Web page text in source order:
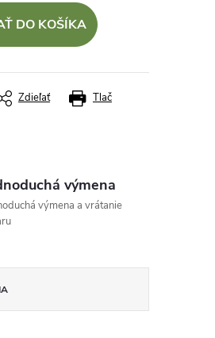
DO KOŠÍKA
Tlač
Zdieľať
výmena
výmena a vrátanie